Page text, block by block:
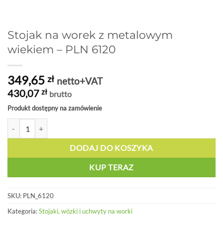
Stojak na worek z metalowym
wiekiem – PLN 6120
349,65 zł netto+VAT
430,07 zł brutto
Produkt dostępny na zamówienie
DODAJ DO KOSZYKA
KUP TERAZ
SKU: PLN_6120
Kategoria:Stojaki, wózki i uchwyty na worki